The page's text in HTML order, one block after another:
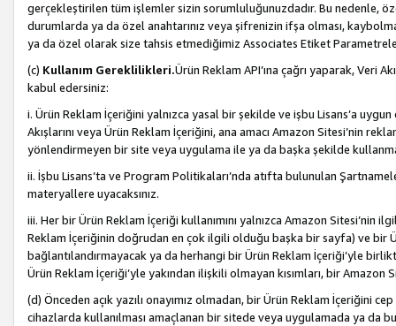
gerçekleştirilen tüm işlemler sizin sorumluluğunuzdadır. Bu nedenle,
durumlarda ya da özel anahtarınız veya şifrenizin ifşa olması,
ya da özel olarak size tahsis etmediğimiz Associates Etiket
(c) Kullanım Gereklilikleri.Ürün Reklam API’ına çağrı yaparak, Veri
kabul edersiniz:
i. Ürün Reklam İçeriğini yalnızca yasal bir şekilde ve işbu Lisans’a uygun
Akışlarını veya Ürün Reklam İçeriğini, ana amacı Amazon Sitesi’nin
yönlendirmeyen bir site veya uygulama ile ya da başka şekilde
ii. İşbu Lisans’ta ve Program Politikaları’nda atıfta bulunulan
materyallere uyacaksınız.
iii. Her bir Ürün Reklam İçeriği kullanımını yalnızca Amazon
Reklam İçeriğinin doğrudan en çok ilgili olduğu başka bir sayfa) ve bir
bağlantılandırmayacak ya da herhangi bir Ürün Reklam İçeriği’yle
Ürün Reklam İçeriği’yle yakından ilişkili olmayan kısımları, bir Amazon
(d) Önceden açık yazılı onayımız olmadan, bir Ürün Reklam İçeriğini
cihazlarda kullanılması amaçlanan bir sitede veya uygulamada ya da